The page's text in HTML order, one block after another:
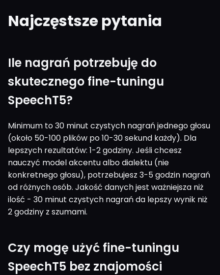
Najczęstsze pytania
Ile nagrań potrzebuję do
skutecznego fine-tuningu
SpeechT5?
Minimum to 30 minut czystych nagrań jednego głosu
(około 50-100 plików po 10-30 sekund każdy). Dla
lepszych rezultatów: 1-2 godziny. Jeśli chcesz
nauczyć model akcentu albo dialektu (nie
konkretnego głosu), potrzebujesz 3-5 godzin nagrań
od różnych osób. Jakość danych jest ważniejsza niż
ilość - 30 minut czystych nagrań da lepszy wynik niż
2 godziny z szumami.
Czy mogę użyć fine-tuningu
SpeechT5 bez znajomości